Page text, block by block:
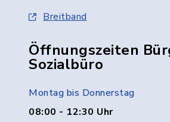
Breitband
Öffnungszeiten
Sozialbüro
Montag bis Donnerstag
08:00 - 12:30 Uhr